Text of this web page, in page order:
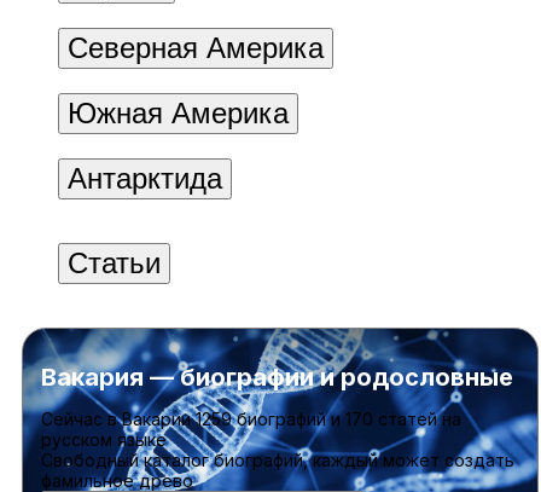
Северная Америка
Южная Америка
Антарктида
Статьи
Вакария — биографии и родословные
Cейчас в Вакарии1259 биографийи170 статейна
русском языке
Свободный каталог биографий, каждый может создать
фамильное древо